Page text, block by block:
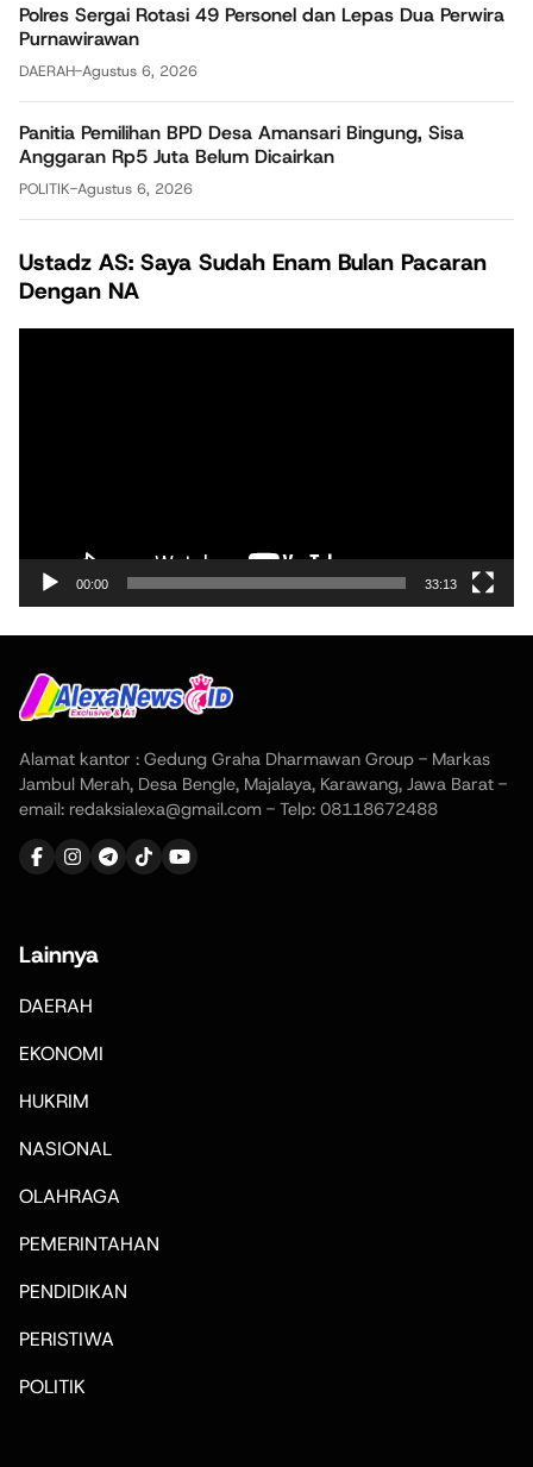
Polres Sergai Rotasi 49 Personel dan Lepas Dua Perwira
Purnawirawan
DAERAH-Agustus 6, 2026
Panitia Pemilihan BPD Desa Amansari Bingung, Sisa
Anggaran Rp5 Juta Belum Dicairkan
POLITIK-Agustus 6, 2026
Ustadz AS: Saya Sudah Enam Bulan Pacaran
Dengan NA
00:00 33:13
Alamat kantor : Gedung Graha Dharmawan Group - Markas
Jambul Merah, Desa Bengle, Majalaya, Karawang, Jawa Barat -
email: redaksialexa@gmail.com - Telp: 08118672488
Lainnya
DAERAH
EKONOMI
HUKRIM
NASIONAL
OLAHRAGA
PEMERINTAHAN
PENDIDIKAN
PERISTIWA
POLITIK